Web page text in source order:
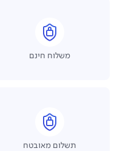
משלוח חינם
תשלום מאובטח